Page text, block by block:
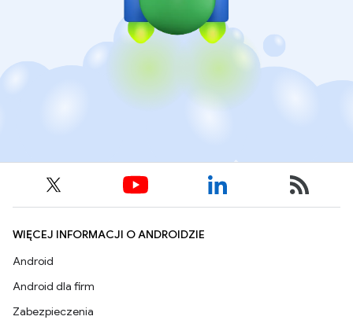
WIĘCEJ INFORMACJI O ANDROIDZIE
Android
Android dla firm
Zabezpieczenia